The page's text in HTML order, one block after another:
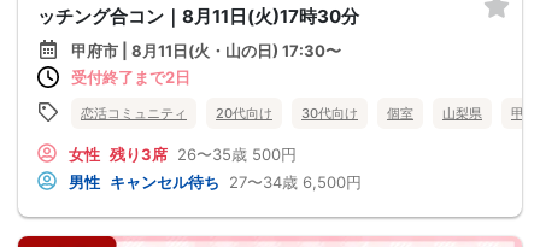
ッチング合コン｜8月11日(火)17時30分
甲府市 | 8月11日(火・山の日) 17:30〜
受付終了まで2日
恋活コミュニティ 20代向け 30代向け 個室 山梨県 甲
女性 残り3席 26〜35歳 500円
男性 キャンセル待ち 27〜34歳 6,500円